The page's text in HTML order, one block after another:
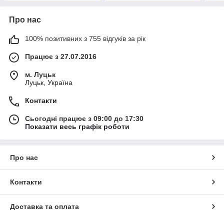
Про нас
100% позитивних з 755 відгуків за рік
Працює з 27.07.2016
м. Луцьк
Луцьк, Україна
Контакти
Сьогодні працює з 09:00 до 17:30
Показати весь графік роботи
Про нас
Контакти
Доставка та оплата